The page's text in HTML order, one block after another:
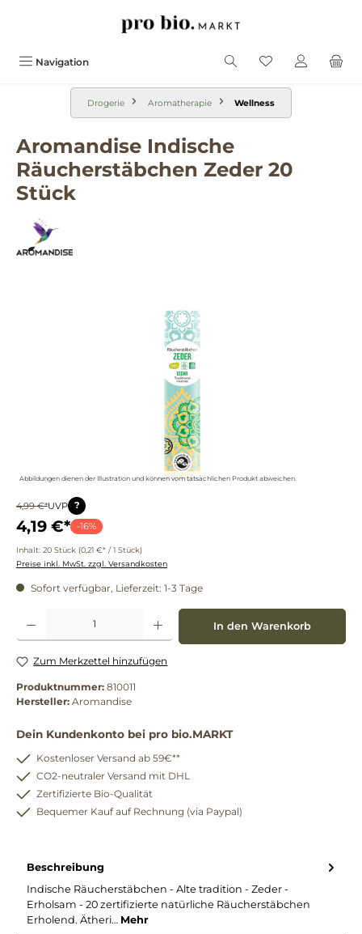
Navigation
Drogerie Aromatherapie Wellness
Aromandise Indische
Räucherstäbchen Zeder 20
Stück
Abbildungen dienen der Illustration und können vom tatsächlichen Produkt abweichen.
4,99 €*UVP ?
4,19 €* -16%
Inhalt: 20 Stück (0,21 €* / 1 Stück)
Preise inkl. MwSt. zzgl. Versandkosten
Sofort verfügbar, Lieferzeit: 1-3 Tage
Produkt Anzahl: Gib den gewünschten Wert ein oder benutze die Schaltflächen um
In den Warenkorb
Zum Merkzettel hinzufügen
Produktnummer: 810011
Hersteller: Aromandise
Dein Kundenkonto bei pro bio.MARKT
Kostenloser Versand ab 59€**
CO2-neutraler Versand mit DHL
Zertifizierte Bio-Qualität
Bequemer Kauf auf Rechnung (via Paypal)
Beschreibung
Indische Räucherstäbchen - Alte tradition - Zeder -
Erholsam - 20 zertifizierte natürliche Räucherstäbchen
Erholend. Ätheri… Mehr